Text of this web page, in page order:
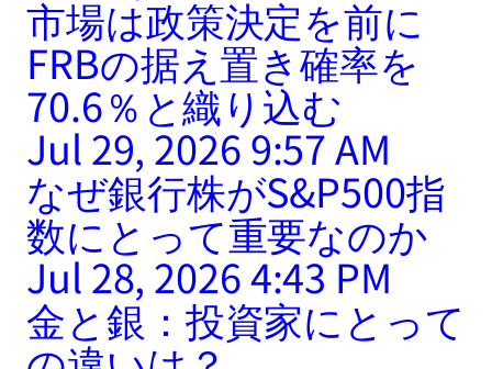
市場は政策決定を前に
FRBの据え置き確率を
70.6％と織り込む
Jul 29, 2026 9:57 AM
なぜ銀行株がS&P500指
数にとって重要なのか
Jul 28, 2026 4:43 PM
金と銀：投資家にとって